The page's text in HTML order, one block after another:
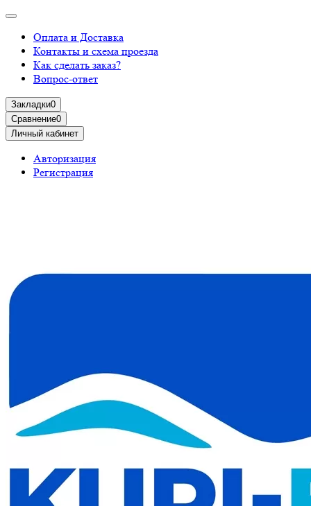
Оплата и Доставка
Контакты и схема проезда
Как сделать заказ?
Вопрос-ответ
Закладки0
Сравнение0
Личный кабинет
Авторизация
Регистрация